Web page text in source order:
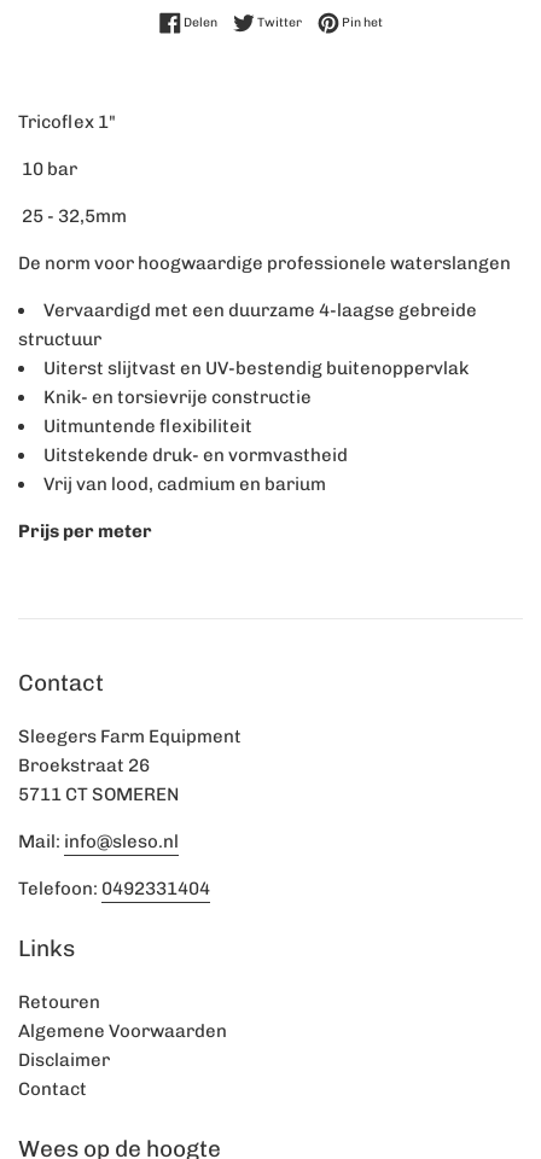
DelenDelen op Facebook
TwitterTwitteren op Twitter
Pin hetPinnen op Pinterest
Tricoflex 1"
10 bar
25 - 32,5mm
De norm voor hoogwaardige professionele waterslangen
Vervaardigd met een duurzame 4-laagse gebreide
structuur
Uiterst slijtvast en UV-bestendig buitenoppervlak
Knik- en torsievrije constructie
Uitmuntende flexibiliteit
Uitstekende druk- en vormvastheid
Vrij van lood, cadmium en barium
Prijs per meter
Contact
Sleegers Farm Equipment
Broekstraat 26
5711 CT SOMEREN
Mail: info@sleso.nl
Telefoon: 0492331404
Links
Retouren
Algemene Voorwaarden
Disclaimer
Contact
Wees op de hoogte